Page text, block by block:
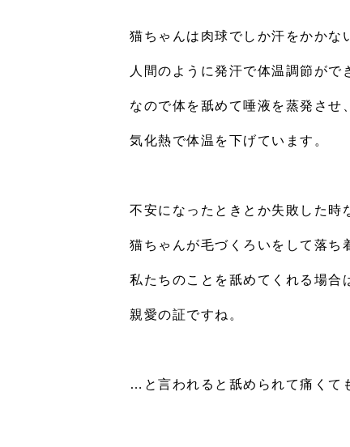
猫ちゃんは肉球でしか汗をかかな
人間のように発汗で体温調節がで
なので体を舐めて唾液を蒸発させ、
気化熱で体温を下げています。
不安になったときとか失敗した時
猫ちゃんが毛づくろいをして落ち
私たちのことを舐めてくれる場合
親愛の証ですね。
…と言われると舐められて痛くて